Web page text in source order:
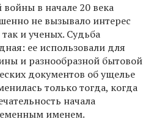
в начале 20 века
не вызывало интерес
и ученых. Судьба
ее использовали для
и разнообразной бытовой
документов об ущелье
только тогда, когда
начала
именем.